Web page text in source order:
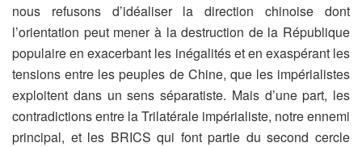
nous refusons d’idéaliser la direction chinoise dont
l’orientation peut mener à la destruction de la République
populaire en exacerbant les inégalités et en exaspérant les
tensions entre les peuples de Chine, que les impérialistes
exploitent dans un sens séparatiste. Mais d’une part, les
contradictions entre la Trilatérale impérialiste, notre ennemi
principal, et les BRICS qui font partie du second cercle